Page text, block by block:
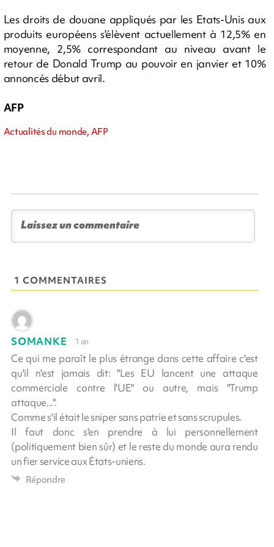
Les droits de douane appliqués par les Etats-Unis aux
produits européens s'élèvent actuellement à 12,5% en
moyenne, 2,5% correspondant au niveau avant le
retour de Donald Trump au pouvoir en janvier et 10%
annoncés début avril.
AFP
Actualités du monde, AFP
1 COMMENTAIRES
SOMANKE 1 an
Ce qui me paraît le plus étrange dans cette affaire c'est
qu'il n'est jamais dit: "Les EU lancent une attaque
commerciale contre l'UE" ou autre, mais "Trump
attaque...".
Comme s'il était le sniper sans patrie et sans scrupules.
Il faut donc s'en prendre à lui personnellement
(politiquement bien sûr) et le reste du monde aura rendu
un fier service aux États-uniens.
Répondre